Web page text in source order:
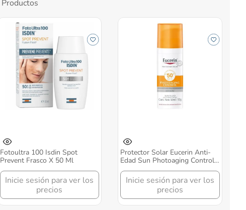
Productos
Fotoultra 100 Isdin Spot
Prevent Frasco X 50 Ml
Inicie sesión para ver los
precios
Protector Solar Eucerin Anti-
Edad Sun Photoaging Control
Fps 50+ Frasco X 50 Ml
Inicie sesión para ver los
precios